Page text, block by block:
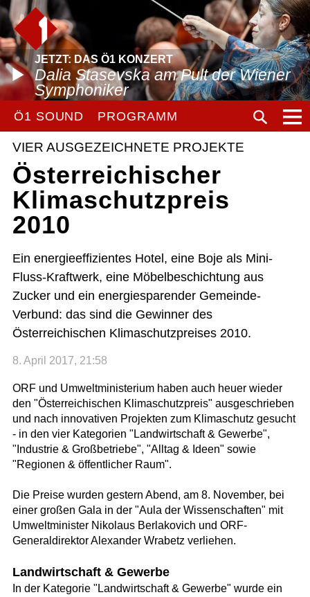
JETZT: DAS Ö1 KONZERT
Dalia Stasevska am Pult der Wiener
Symphoniker
Ö1 SOUND PROGRAMM
VIER AUSGEZEICHNETE PROJEKTE
Österreichischer
Klimaschutzpreis
2010
Ein energieeffizientes Hotel, eine Boje als Mini-
Fluss-Kraftwerk, eine Möbelbeschichtung aus
Zucker und ein energiesparender Gemeinde-
Verbund: das sind die Gewinner des
Österreichischen Klimaschutzpreises 2010.
8. April 2017, 21:58
ORF und Umweltministerium haben auch heuer wieder
den "Österreichischen Klimaschutzpreis" ausgeschrieben
und nach innovativen Projekten zum Klimaschutz gesucht
- in den vier Kategorien "Landwirtschaft & Gewerbe",
"Industrie & Großbetriebe", "Alltag & Ideen" sowie
"Regionen & öffentlicher Raum".
Die Preise wurden gestern Abend, am 8. November, bei
einer großen Gala in der "Aula der Wissenschaften" mit
Umweltminister Nikolaus Berlakovich und ORF-
Generaldirektor Alexander Wrabetz verliehen.
Landwirtschaft & Gewerbe
In der Kategorie "Landwirtschaft & Gewerbe" wurde ein